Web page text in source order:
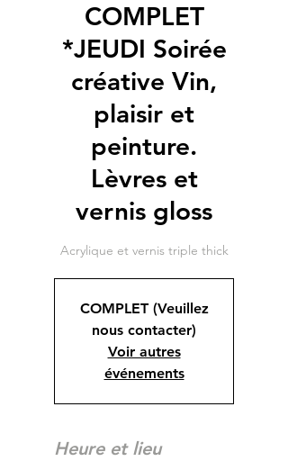
COMPLET
*JEUDI Soirée
créative Vin,
plaisir et
peinture.
Lèvres et
vernis gloss
Acrylique et vernis triple thick
COMPLET (Veuillez
nous contacter)
Voir autres
événements
Heure et lieu